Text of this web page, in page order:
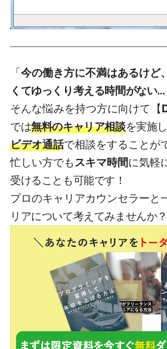
「今の働き方に不満はあるけど
くてゆっくり考える時間がない…
そんな悩みを持つ方に向けて【
では無料のキャリア相談を実施
ビデオ通話で相談をすることが
忙しい方でも スキマ時間に気軽
受けることも可能です！
プロのキャリアカウンセラーと
リアについて考えてみませんか？